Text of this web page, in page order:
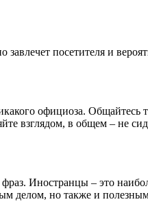
посетителя и
официоза. Общайтесь
взглядом, в общем – не
Иностранцы – это
делом, но также и